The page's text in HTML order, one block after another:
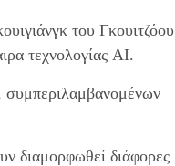
του Γκουιτζόου
τεχνολογίας AI.
συμπεριλαμβανομένων
διαμορφωθεί διάφορες